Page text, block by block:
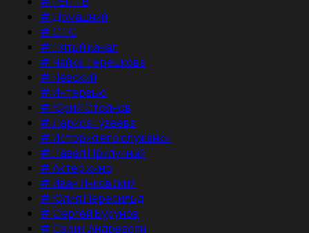
#Домашний
#СТС
#Пятый канал
#Чайка Терешкова
#Невский
#Интервью
#Юрий Стоянов
#Лариса Гузеева
#История его служанки
#Павел Прилучный
#Актер кино
#Иван Янковский
#Юлия Пересильд
#Сергей Бурунов
#Сарик Андреасян